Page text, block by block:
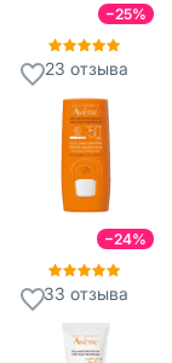
−25%
23 отзыва
−24%
33 отзыва